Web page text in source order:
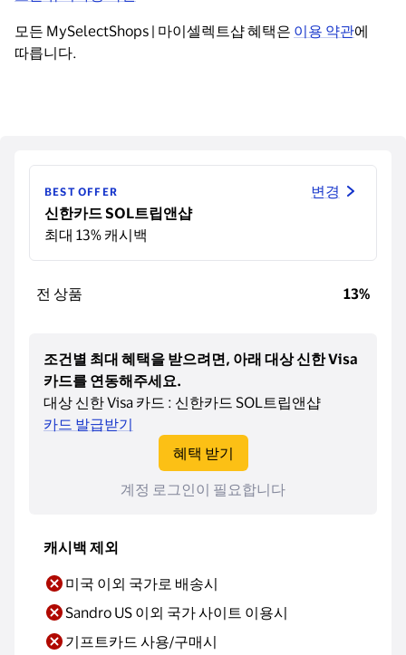
모든 MySelectShops | 마이셀렉트샵 혜택은 이용 약관에
따릅니다.
BEST OFFER
신한카드 SOL트립앤샵
최대 13% 캐시백
변경
13%
전 상품
조건별 최대 혜택을 받으려면, 아래 대상 신한 Visa
카드를 연동해주세요.
대상 신한 Visa 카드 : 신한카드 SOL트립앤샵
카드 발급받기
혜택 받기
계정 로그인이 필요합니다
캐시백 제외
미국 이외 국가로 배송시
Sandro US 이외 국가 사이트 이용시
기프트카드 사용/구매시